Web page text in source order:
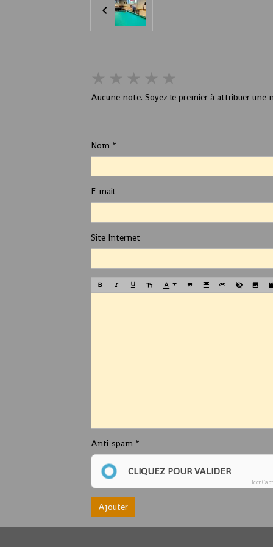
★ ★ ★ ★ ★
Aucune note. Soyez le premier à attribuer une
Nom
E-mail
Site Internet
Anti-spam
CLIQUEZ POUR VALIDER
Ajouter